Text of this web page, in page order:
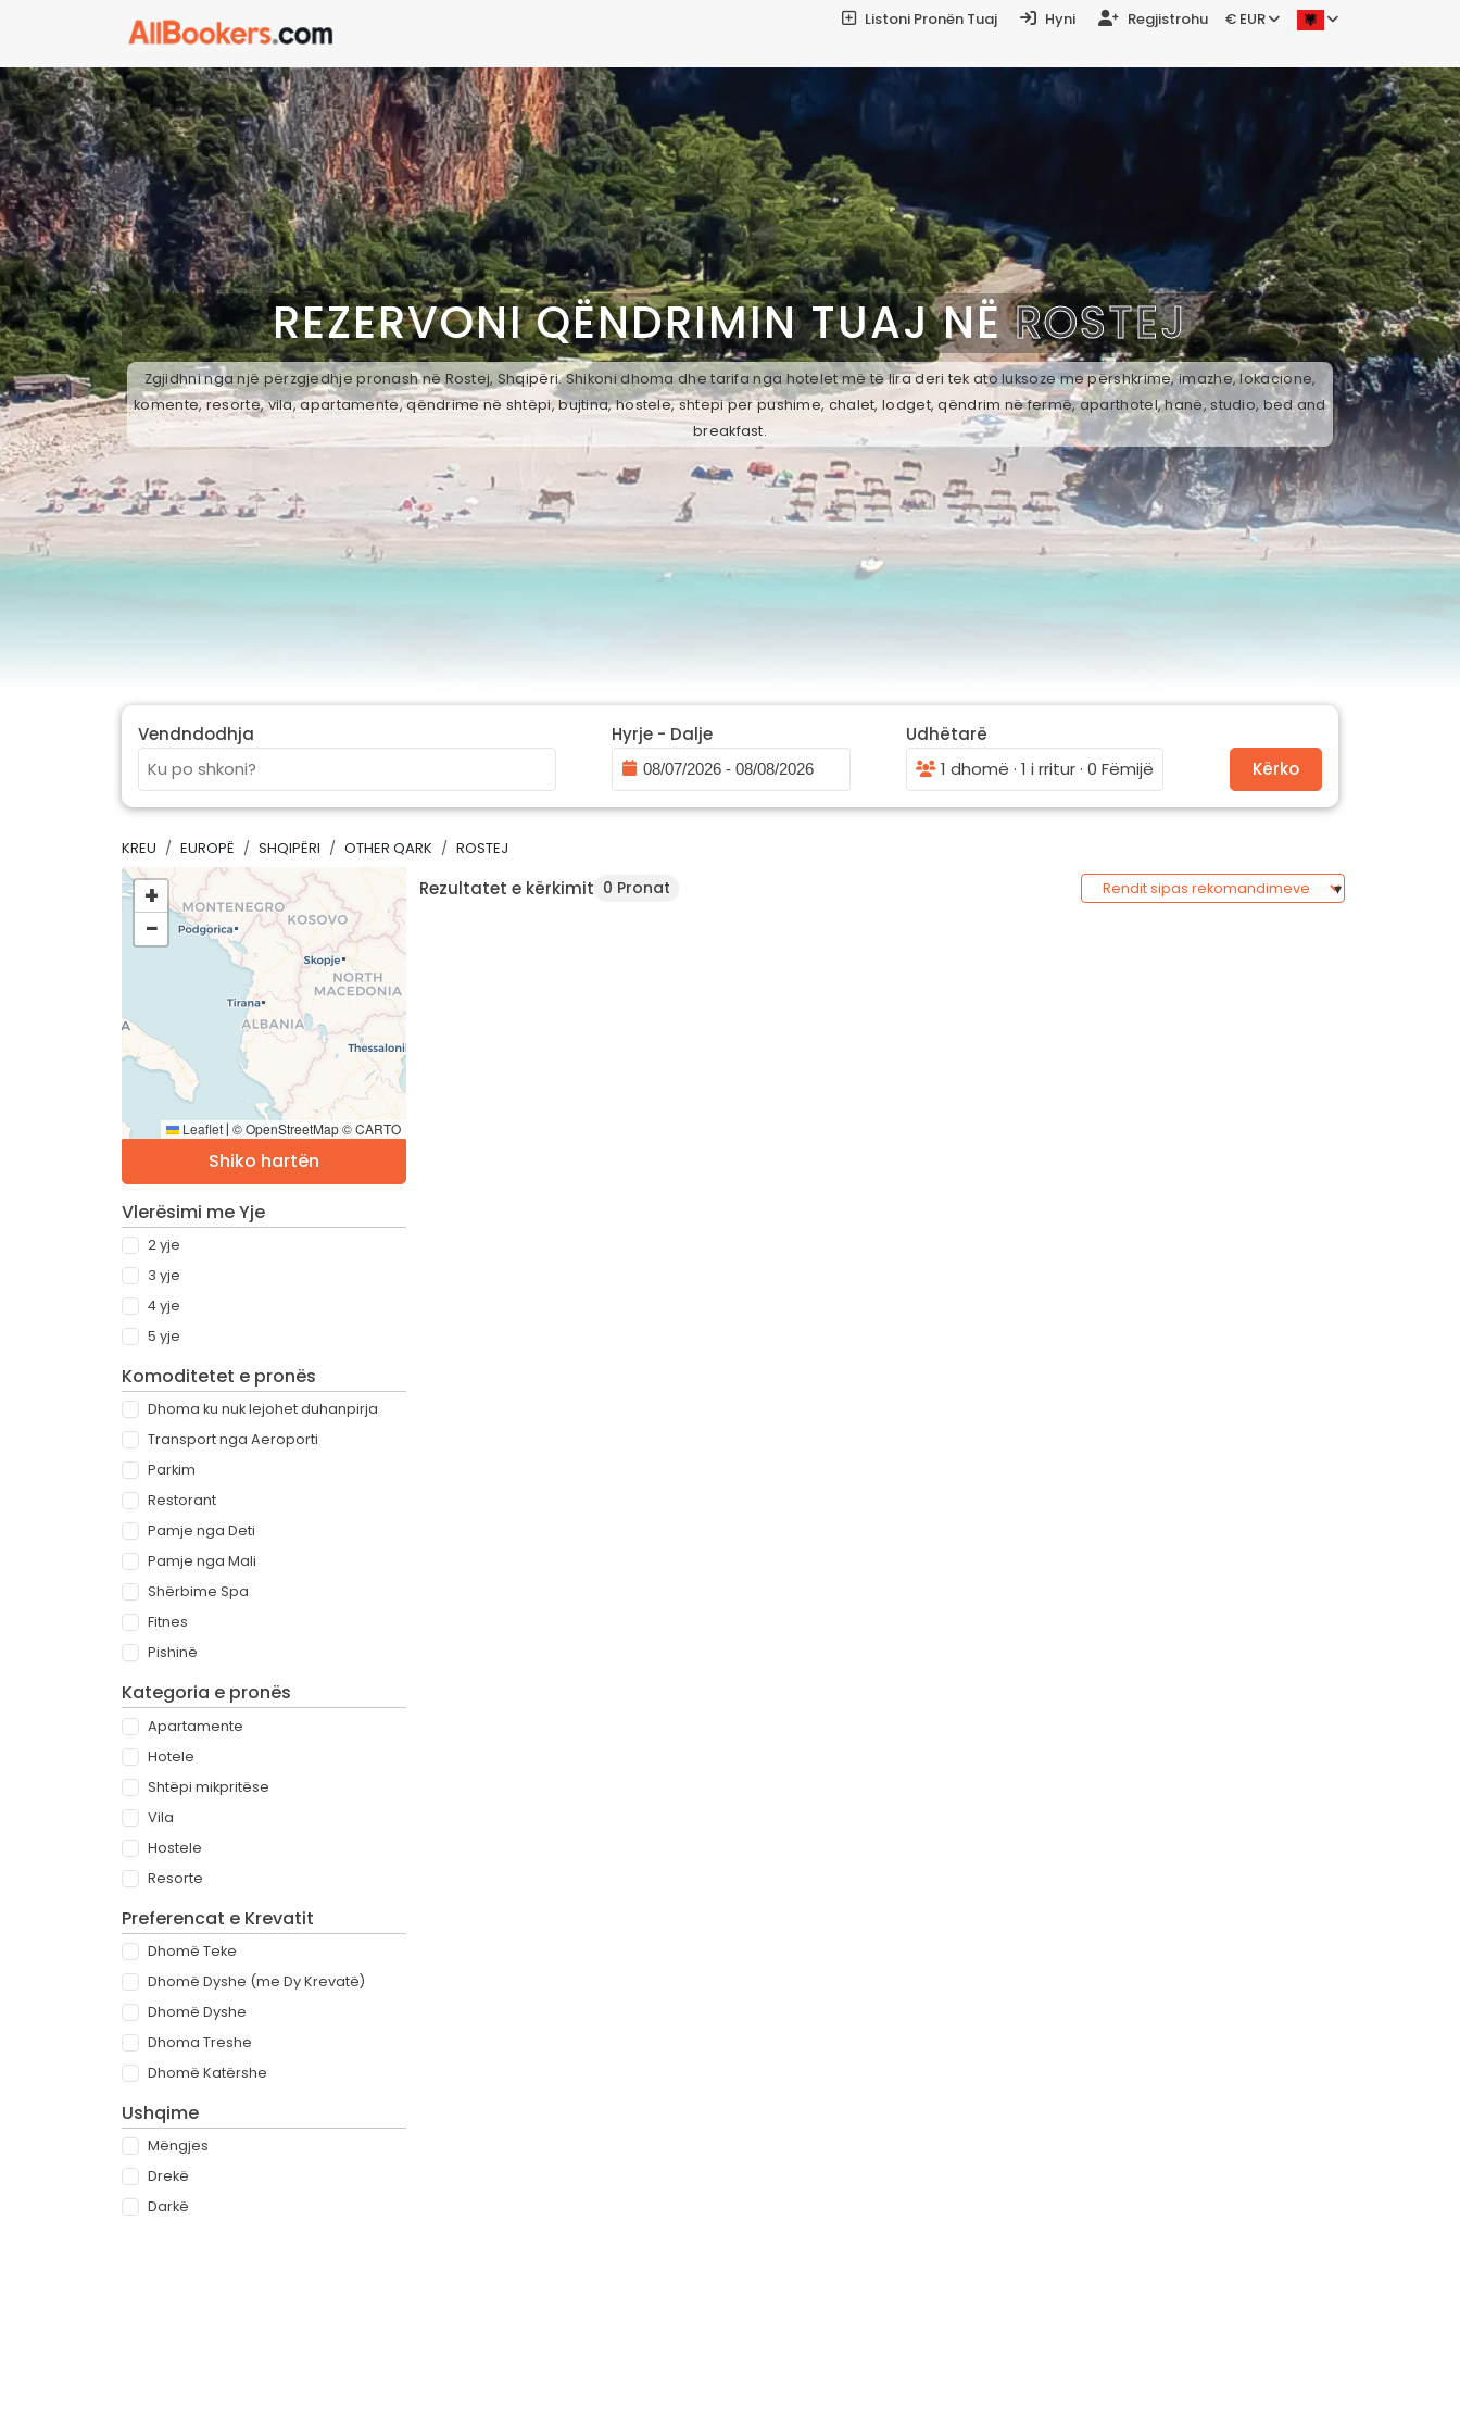
Listoni Pronën Tuaj Hyni Regjistrohu € EUR
REZERVONI QËNDRIMIN TUAJ NËROSTEJ
Zgjidhni nga një përzgjedhje pronash në Rostej, Shqipëri. Shikoni dhoma dhe tarifa nga hotelet më të lira deri tek ato luksoze me përshkrime, imazhe, lokacione,
komente, resorte, vila, apartamente, qëndrime në shtëpi, bujtina, hostele, shtepi per pushime, chalet, lodget, qëndrim në fermë, aparthotel, hanë, studio, bed and
breakfast.
Vendndodhja Hyrje - Dalje
Udhëtarë
1 dhomë · 1 i rritur · 0 Fëmijë
Kërko
KREU EUROPË SHQIPËRI OTHER QARK ROSTEJ
+
−
Leaflet | © OpenStreetMap © CARTO
Shiko hartën
Vlerësimi me Yje
2 yje
3 yje
4 yje
5 yje
Komoditetet e pronës
Dhoma ku nuk lejohet duhanpirja
Transport nga Aeroporti
Parkim
Restorant
Pamje nga Deti
Pamje nga Mali
Shërbime Spa
Fitnes
Pishinë
Kategoria e pronës
Apartamente
Hotele
Shtëpi mikpritëse
Vila
Hostele
Resorte
Preferencat e Krevatit
Dhomë Teke
Dhomë Dyshe (me Dy Krevatë)
Dhomë Dyshe
Dhoma Treshe
Dhomë Katërshe
Ushqime
Mëngjes
Drekë
Darkë
Rezultatet e kërkimit 0 Pronat